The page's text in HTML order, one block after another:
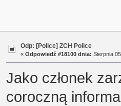
Odp: [Police] ZCH Police
« Odpowiedź #18100 dnia: Sierpnia
Jako członek
coroczną